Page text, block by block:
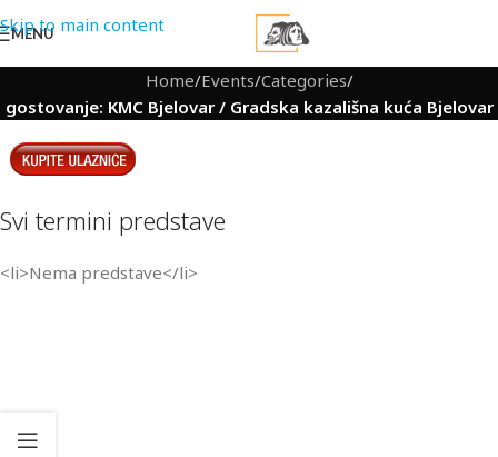
Skip to main content
MENU
Home/Events/Categories/
gostovanje: KMC Bjelovar / Gradska kazališna kuća Bjelovar
Svi termini predstave
<li>Nema predstave</li>